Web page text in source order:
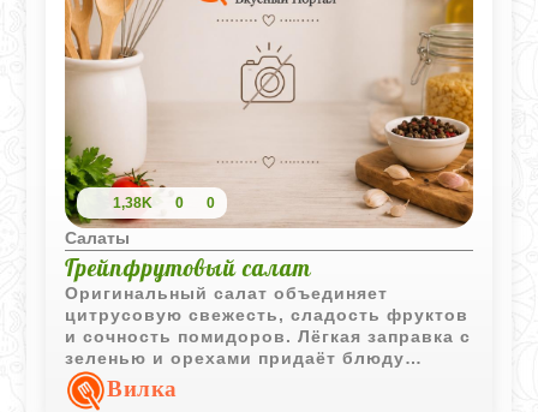
1,38K 0 0
Салаты
Грейпфрутовый салат
Оригинальный салат объединяет
цитрусовую свежесть, сладость фруктов
и сочность помидоров. Лёгкая заправка с
зеленью и орехами придаёт блюду
интересный вкус и эффектный внешний
вид.Вилка